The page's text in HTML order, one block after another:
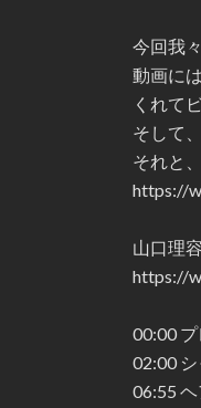
今回我
動画に
くれて
そして
それと
https://
山口理
https://
00:00
02:00
06:55